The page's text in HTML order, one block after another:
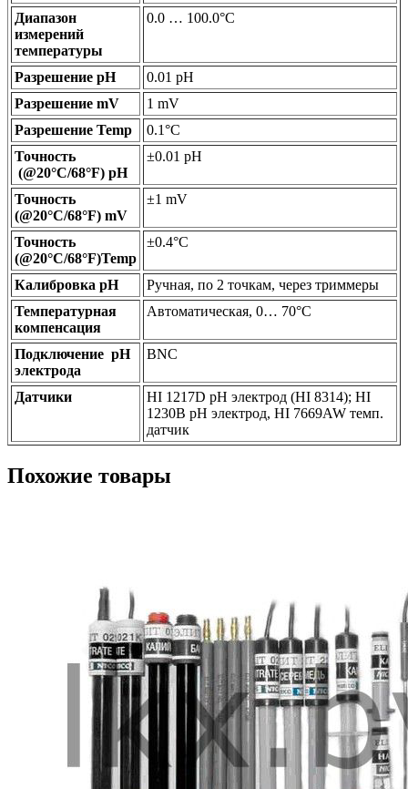
Диапазон
измерений
температуры
0.0 … 100.0°C
Разрешение pH
0.01 pH
Разрешение mV
1 mV
Разрешение Temp
0.1°C
Точность
(@20°C/68°F) pH
±0.01 pH
Точность
(@20°C/68°F) mV
±1 mV
Точность
(@20°C/68°F)Temp
±0.4°C
Калибровка рН
Ручная, по 2 точкам, через триммеры
Температурная
компенсация
Автоматическая, 0… 70°C
Подключение pH
электрода
BNC
Датчики
HI 1217D pH электрод (HI 8314); HI
1230B pH электрод, HI 7669AW темп.
датчик
Похожие товары